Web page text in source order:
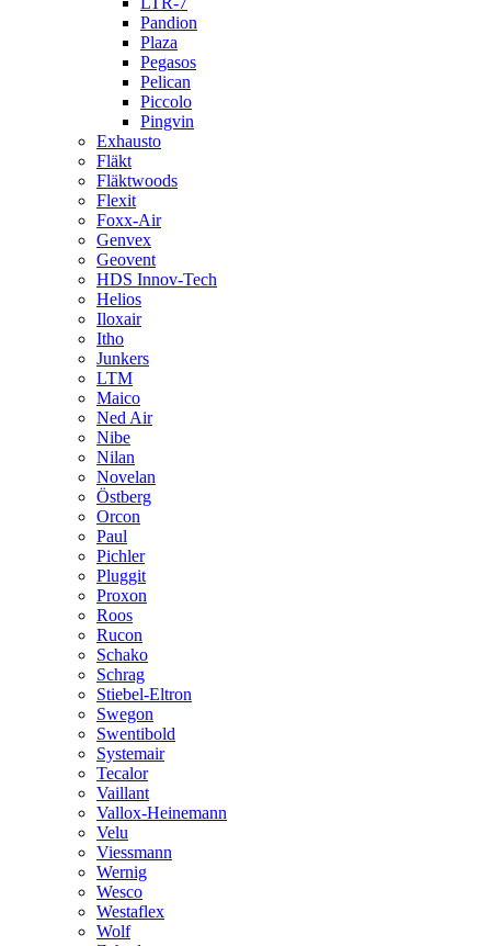
Pandion
Plaza
Pegasos
Pelican
Piccolo
Pingvin
Exhausto
Fläkt
Fläktwoods
Flexit
Foxx-Air
Genvex
Geovent
HDS Innov-Tech
Helios
Iloxair
Itho
Junkers
LTM
Maico
Ned Air
Nibe
Nilan
Novelan
Östberg
Orcon
Paul
Pichler
Pluggit
Proxon
Roos
Rucon
Schako
Schrag
Stiebel-Eltron
Swegon
Swentibold
Systemair
Tecalor
Vaillant
Vallox-Heinemann
Velu
Viessmann
Wernig
Wesco
Westaflex
Wolf